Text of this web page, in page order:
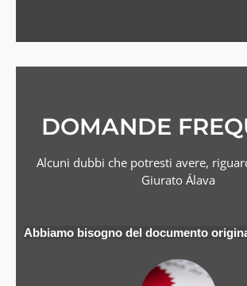
DOMANDE
Alcuni dubbi che potresti avere,
Giurato Álava
Abbiamo bisogno del documento